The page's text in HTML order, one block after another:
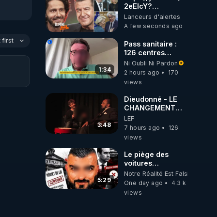
de
la
first
2eEIcY?
is=aieLUeh3LCY8_9Bp
Lanceurs d'alertes
A few seconds ago
1:34
Pass sanitaire :
126 centres
commerciaux
concernés par
l'obligation dans
Ni Oubli Ni Pardon
2 hours ago
170
views
3:48
Dieudonné - LE
CHANGEMENT
C'EST
MAINTENANT
LEF
7 hours ago
126
views
5:29
Le piège des
voitures
électriques se
referme sur les
usagers !
Notre Réalité Est Falsifiée Et
One day ago
4.3 k
views